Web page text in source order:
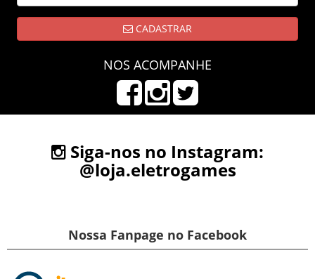
CADASTRAR
NOS ACOMPANHE
Siga-nos no Instagram:
@loja.eletrogames
Nossa Fanpage no Facebook